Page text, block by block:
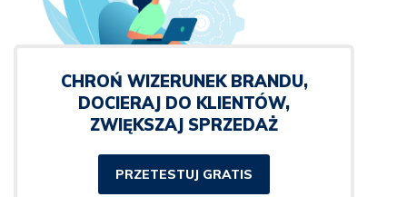
CHROŃ WIZERUNEK BRANDU,
DOCIERAJ DO KLIENTÓW,
ZWIĘKSZAJ SPRZEDAŻ
PRZETESTUJ GRATIS